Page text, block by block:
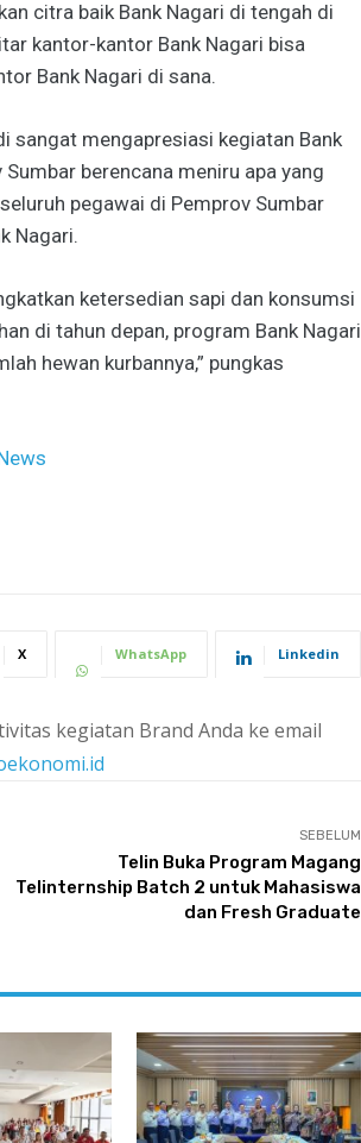
citra baik Bank Nagari di tengah di
kantor-kantor Bank Nagari bisa
Bank Nagari di sana.
sangat mengapresiasi kegiatan Bank
berencana meniru apa yang
pegawai di Pemprov Sumbar
Nagari.
ketersedian sapi dan konsumsi
di tahun depan, program Bank Nagari
hewan kurbannya,” pungkas
X WhatsApp Linkedin
kegiatan Brand Anda ke email
SEBELUM
Telin Buka Program Magang
Telinternship Batch 2 untuk Mahasiswa
dan Fresh Graduate